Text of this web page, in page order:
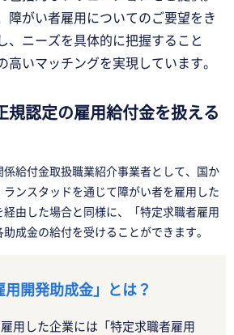
障がい者雇用についてのご要望をき
、ニーズを具体的に把握すること
高いマッチングを実現しています。
規認定の雇用給付金を扱える
係給付金取扱職業紹介事業者として、国か
ンスタッドを通じて障がい者を雇用した
由した場合と同様に、「特定求職者雇用
成金の給付を受けることができます。
用開発助成金」とは？
用した企業には「特定求職者雇用